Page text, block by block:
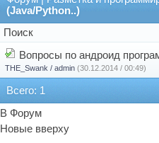
(Java/Python..)
Поиск
Вопросы по андроид
THE_Swank / admin (30.12.2014 / 00:49)
Всего: 1
В Форум
Новые вверху